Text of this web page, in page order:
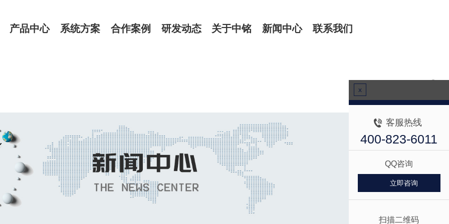
产品中心 系统方案 合作案例 研发动态 关于中铭 新闻中心 联系我们
x
客服热线
400-823-6011
QQ咨询
立即咨询
扫描二维码